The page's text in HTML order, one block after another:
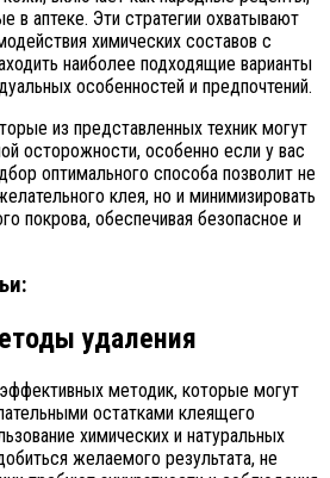
в аптеке. Эти стратегии охватывают
химических составов с
наиболее подходящие варианты
особенностей и предпочтений.
из представленных техник могут
осторожности, особенно если у вас
оптимального способа позволит не
клея, но и минимизировать
покрова, обеспечивая безопасное и
удаления
методик, которые могут
остатками клеящего
химических и натуральных
желаемого результата, не